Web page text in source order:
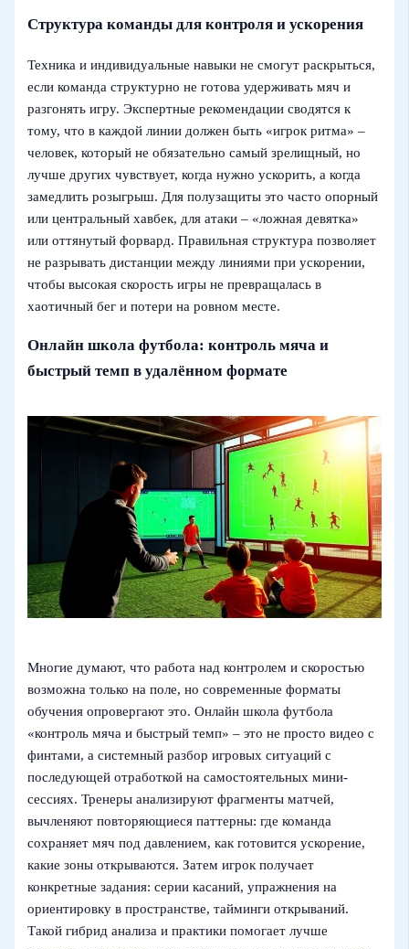
Структура команды для контроля и ускорения
Техника и индивидуальные навыки не смогут раскрыться,
если команда структурно не готова удерживать мяч и
разгонять игру. Экспертные рекомендации сводятся к
тому, что в каждой линии должен быть «игрок ритма» –
человек, который не обязательно самый зрелищный, но
лучше других чувствует, когда нужно ускорить, а когда
замедлить розыгрыш. Для полузащиты это часто опорный
или центральный хавбек, для атаки – «ложная девятка»
или оттянутый форвард. Правильная структура позволяет
не разрывать дистанции между линиями при ускорении,
чтобы высокая скорость игры не превращалась в
хаотичный бег и потери на ровном месте.
Онлайн школа футбола: контроль мяча и
быстрый темп в удалённом формате
Многие думают, что работа над контролем и скоростью
возможна только на поле, но современные форматы
обучения опровергают это. Онлайн школа футбола
«контроль мяча и быстрый темп» – это не просто видео с
финтами, а системный разбор игровых ситуаций с
последующей отработкой на самостоятельных мини-
сессиях. Тренеры анализируют фрагменты матчей,
вычленяют повторяющиеся паттерны: где команда
сохраняет мяч под давлением, как готовится ускорение,
какие зоны открываются. Затем игрок получает
конкретные задания: серии касаний, упражнения на
ориентировку в пространстве, тайминги открываний.
Такой гибрид анализа и практики помогает лучше